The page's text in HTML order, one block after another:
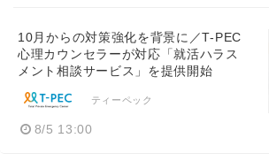
10月からの対策強化を背景に／T-PEC
心理カウンセラーが対応「就活ハラス
メント相談サービス」を提供開始
ティーペック
8/5 13:00